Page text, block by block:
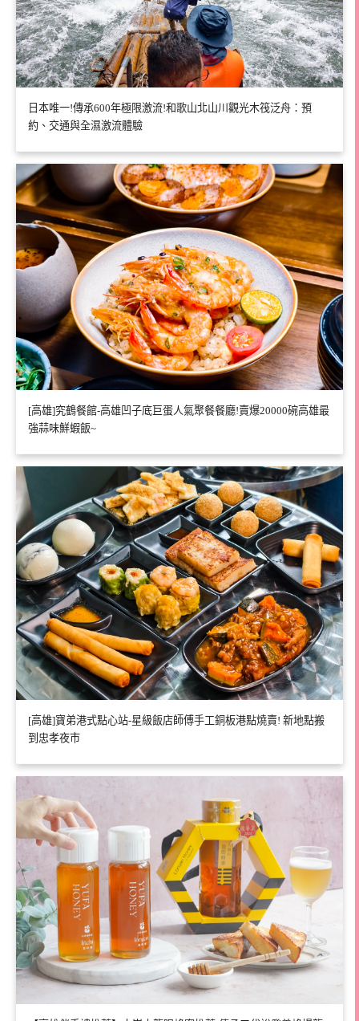
日本唯一!傳承600年極限激流!和歌山北山川觀光木筏泛舟：預
約、交通與全濕激流體驗
[高雄]究鶴餐館-高雄凹子底巨蛋人氣聚餐餐廳!賣爆20000碗高雄最
強蒜味鮮蝦飯~
[高雄]寶弟港式點心站-星級飯店師傅手工銅板港點燒賣! 新地點搬
到忠孝夜市